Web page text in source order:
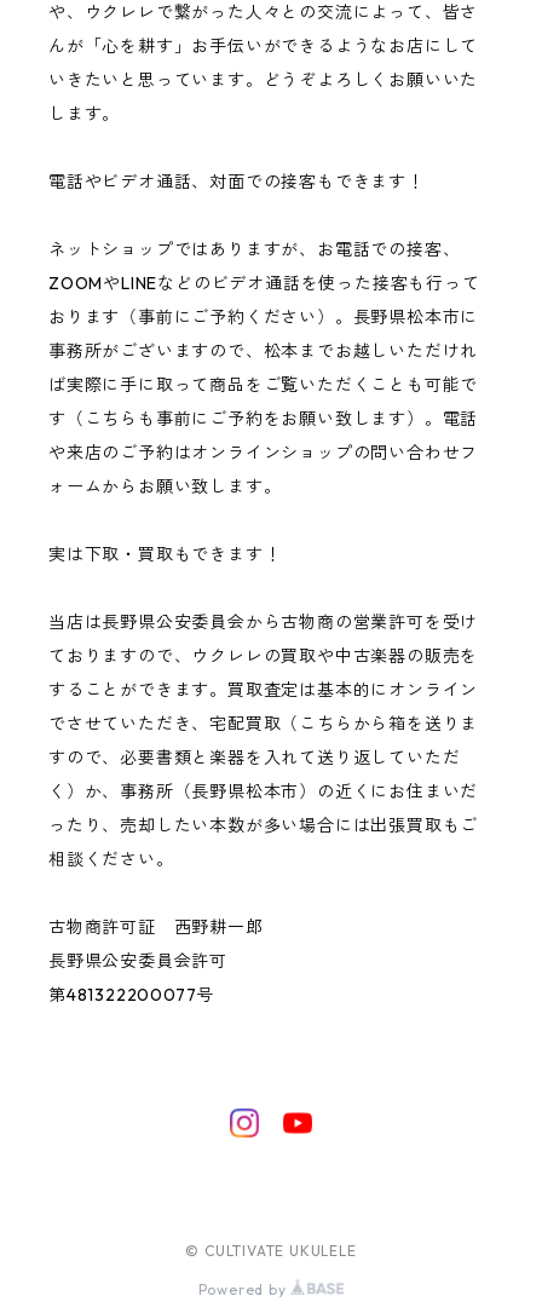
や、ウクレレで繋がった人々との交流によって、皆さ
んが「心を耕す」お手伝いができるようなお店にして
いきたいと思っています。どうぞよろしくお願いいた
します。
電話やビデオ通話、対面での接客もできます！
ネットショップではありますが、お電話での接客、
ZOOMやLINEなどのビデオ通話を使った接客も行って
おります（事前にご予約ください）。長野県松本市に
事務所がございますので、松本までお越しいただけれ
ば実際に手に取って商品をご覧いただくことも可能で
す（こちらも事前にご予約をお願い致します）。電話
や来店のご予約はオンラインショップの問い合わせフ
ォームからお願い致します。
実は下取・買取もできます！
当店は長野県公安委員会から古物商の営業許可を受け
ておりますので、ウクレレの買取や中古楽器の販売を
することができます。買取査定は基本的にオンライン
でさせていただき、宅配買取（こちらから箱を送りま
すので、必要書類と楽器を入れて送り返していただ
く）か、事務所（長野県松本市）の近くにお住まいだ
ったり、売却したい本数が多い場合には出張買取もご
相談ください。
古物商許可証 西野耕一郎
長野県公安委員会許可
第481322200077号
© CULTIVATE UKULELE
Powered by